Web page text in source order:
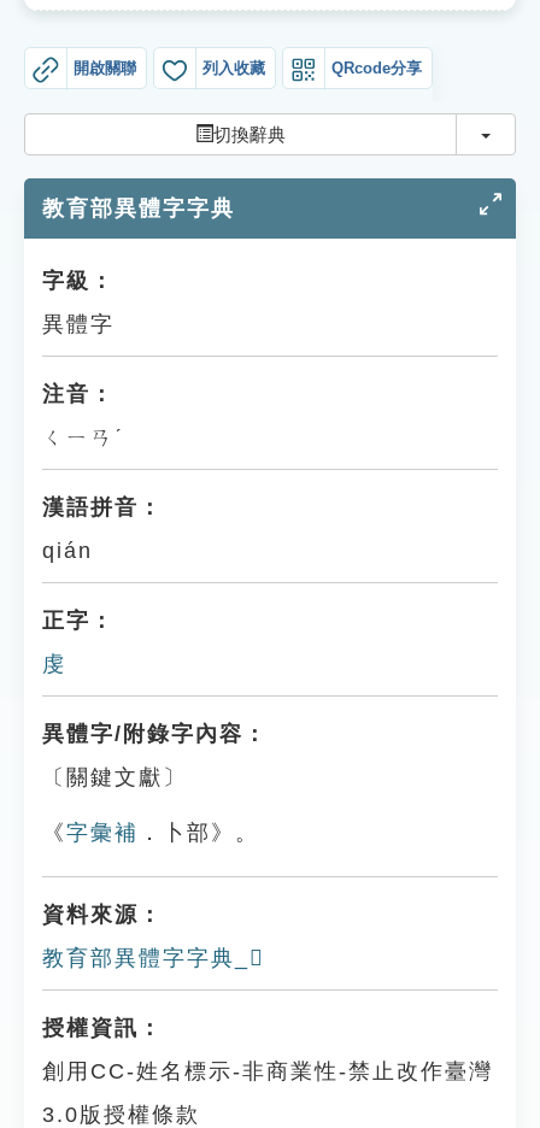
貓頭鷹博士
開啟關聯 列入收藏 QRcode分享
切換辭典 切換
教育部異體字字典
字級：
異體字
注音：
ㄑㄧㄢˊ
漢語拼音：
qián
正字：
虔
異體字/附錄字內容：
〔關鍵文獻〕
《字彙補 ．卜部》。
資料來源：
教育部異體字字典_𠧘
授權資訊：
創用CC-姓名標示-非商業性-禁止改作臺灣
3.0版授權條款